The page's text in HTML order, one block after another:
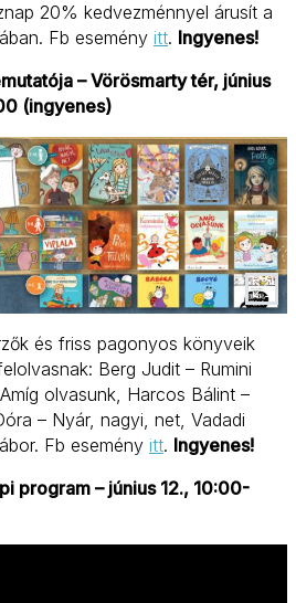
20% kedvezménnyel árusít a
Fb esemény itt. Ingyenes!
– Vörösmarty tér, június
(ingyenes)
és friss pagonyos könyveik
Berg Judit – Rumini
olvasunk, Harcos Bálint –
– Nyár, nagyi, net, Vadadi
Fb esemény itt. Ingyenes!
program – június 12., 10:00-